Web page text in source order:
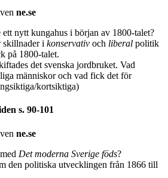
ne.se
nytt kungahus i början av 1800-talet?
skillnader i konservativ och liberal politik
på 1800-talet.
det svenska jordbruket. Vad
människor och vad fick det för
kortsiktiga)
s. 90-101
ne.se
Det moderna Sverige föds?
den politiska utvecklingen från 1866 till